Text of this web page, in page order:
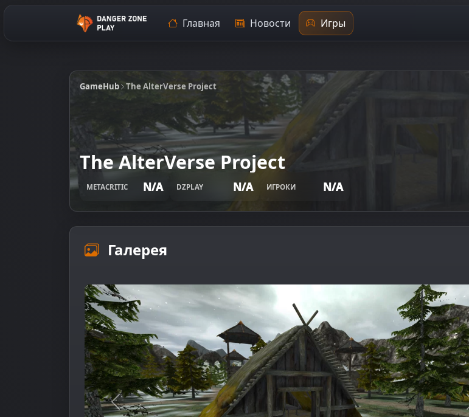
Главная Новости Игры
GameHub The AlterVerse Project
The AlterVerse Project
METACRITIC N/A DZPLAY N/A ИГРОКИ N/A
Галерея
Предыдущее изображение